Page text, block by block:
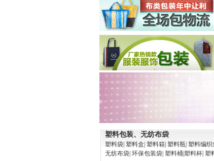
障
家
塑料包装、无纺布袋
塑料袋 | 塑料盒 | 塑料箱 | 塑料瓶 | 塑料编
无纺布袋 | 环保包装袋 | 塑料桶|塑料杯 | 塑